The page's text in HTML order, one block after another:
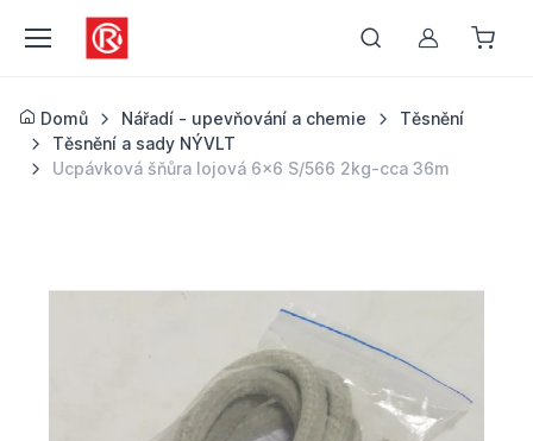
Můj účet
Domů Nářadí - upevňování a chemie
Těsnění
Těsnění a sady NÝVLT
Ucpávková šňůra lojová 6x6 S/566 2kg-cca 36m